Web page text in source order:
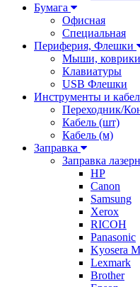
Бумага
Офисная
Специальная
Периферия, Флешки
Мыши, коврики
Клавиатуры
USB Флешки
Инструменты и
Переходник/
Кабель (шт)
Кабель (м)
Заправка
Заправка
HP
Canon
Samsung
Xerox
RICOH
Panasonic
Kyosera
Lexmark
Brother